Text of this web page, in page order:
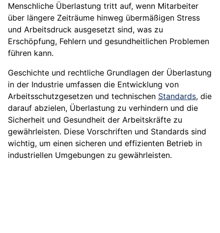
Menschliche Überlastung tritt auf, wenn Mitarbeiter
über längere Zeiträume hinweg übermäßigen Stress
und Arbeitsdruck ausgesetzt sind, was zu
Erschöpfung, Fehlern und gesundheitlichen Problemen
führen kann.
Geschichte und rechtliche Grundlagen der Überlastung
in der Industrie umfassen die Entwicklung von
Arbeitsschutzgesetzen und technischen Standards, die
darauf abzielen, Überlastung zu verhindern und die
Sicherheit und Gesundheit der Arbeitskräfte zu
gewährleisten. Diese Vorschriften und Standards sind
wichtig, um einen sicheren und effizienten Betrieb in
industriellen Umgebungen zu gewährleisten.